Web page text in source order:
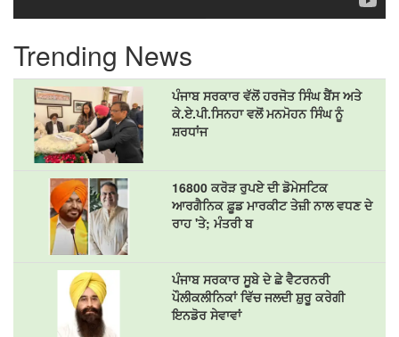
Trending News
ਪੰਜਾਬ ਸਰਕਾਰ ਵੱਲੋਂ ਹਰਜੋਤ ਸਿੰਘ ਬੈਂਸ ਅਤੇ
ਕੇ.ਏ.ਪੀ.ਸਿਨਹਾ ਵਲੋਂ ਮਨਮੋਹਨ ਸਿੰਘ ਨੂੰ
ਸ਼ਰਧਾਂਜ
16800 ਕਰੋੜ ਰੁਪਏ ਦੀ ਡੋਮੇਸਟਿਕ
ਆਰਗੈਨਿਕ ਫ਼ੂਡ ਮਾਰਕੀਟ ਤੇਜ਼ੀ ਨਾਲ ਵਧਣ ਦੇ
ਰਾਹ 'ਤੇ; ਮੰਤਰੀ ਬ
ਪੰਜਾਬ ਸਰਕਾਰ ਸੂਬੇ ਦੇ ਛੇ ਵੈਟਰਨਰੀ
ਪੌਲੀਕਲੀਨਿਕਾਂ ਵਿੱਚ ਜਲਦੀ ਸ਼ੁਰੂ ਕਰੇਗੀ
ਇਨਡੋਰ ਸੇਵਾਵਾਂ